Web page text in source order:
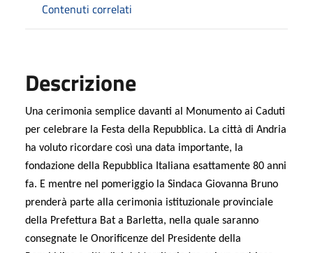
Contenuti correlati
Descrizione
Una cerimonia semplice davanti al Monumento ai Caduti
per celebrare la Festa della Repubblica. La città di Andria
ha voluto ricordare così una data importante, la
fondazione della Repubblica Italiana esattamente 80 anni
fa. E mentre nel pomeriggio la Sindaca Giovanna Bruno
prenderà parte alla cerimonia istituzionale provinciale
della Prefettura Bat a Barletta, nella quale saranno
consegnate le Onorificenze del Presidente della